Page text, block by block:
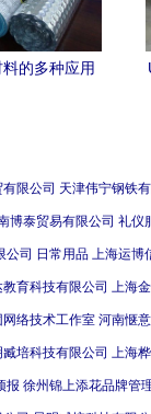
的多种应用
限公司 天津伟宁钢铁
博泰贸易有限公司 礼仪
公司 日常用品 上海运博
育科技有限公司 上海
网络技术工作室 河南惬
臧培科技有限公司 上海
报 徐州锦上添花品牌管